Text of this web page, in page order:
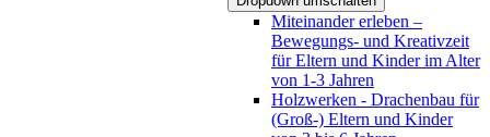
Miteinander erleben –
Bewegungs- und Kreativzeit
für Eltern und Kinder im Alter
von 1-3 Jahren
Holzwerken - Drachenbau für
(Groß-) Eltern und Kinder